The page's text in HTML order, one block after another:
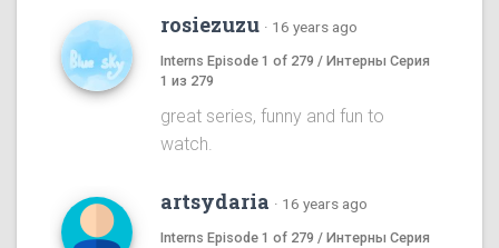
rosiezuzu · 16 years ago
Interns Episode 1 of 279 / Интерны Серия
1 из 279
great series, funny and fun to
watch.
artsydaria · 16 years ago
Interns Episode 1 of 279 / Интерны Серия